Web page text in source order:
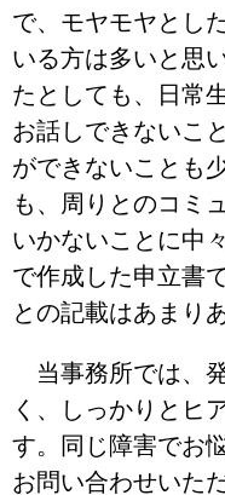
で、モヤモヤとし
いる方は多いと思
たとしても、日常
お話しできないこ
ができないことも
も、周りとのコミ
いかないことに中
で作成した申立書
との記載はあまり
当事務所では、
く、しっかりとヒ
す。同じ障害でお
お問い合わせいた